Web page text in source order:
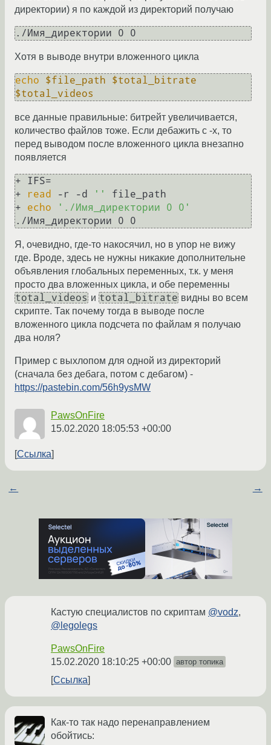
директории) я по каждой из директорий получаю
Хотя в выводе внутри вложенного цикла
echo $file_path
$total_bitrate
$total_videos
все данные правильные: битрейт увеличивается,
количество файлов тоже. Если дебажить с -x, то
перед выводом после вложенного цикла внезапно
появляется
+ IFS=
+
read -r -d ''
file_path
+ echo
'./Имя_директории 0 0'
Я, очевидно, где-то накосячил, но в упор не вижу
где. Вроде, здесь не нужны никакие дополнительне
объявления глобальных переменных, т.к. у меня
просто два вложенных цикла, и обе переменны
total_videos и total_bitrate видны во всем
скрипте. Так почему тогда в выводе после
вложенного цикла подсчета по файлам я получаю
два ноля?
Пример с выхлопом для одной из директорий
(сначала без дебага, потом с дебагом) -
https://pastebin.com/56h9ysMW
PawsOnFire
15.02.2020 18:05:53 +00:00
Ссылка
← →
Кастую специалистов по скриптам @vodz,
@legolegs
PawsOnFire
15.02.2020 18:10:25 +00:00 автор топика
Ссылка
Как-то так надо перенаправлением
обойтись: